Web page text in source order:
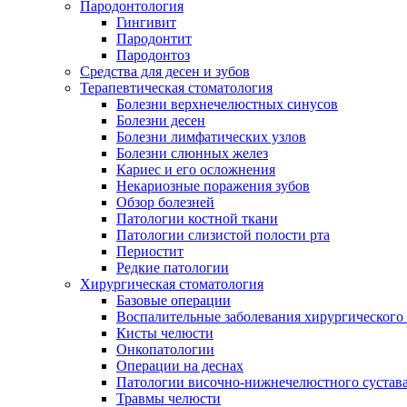
Пародонтология
Гингивит
Пародонтит
Пародонтоз
Средства для десен и зубов
Терапевтическая стоматология
Болезни верхнечелюстных синусов
Болезни десен
Болезни лимфатических узлов
Болезни слюнных желез
Кариес и его осложнения
Некариозные поражения зубов
Обзор болезней
Патологии костной ткани
Патологии слизистой полости рта
Периостит
Редкие патологии
Хирургическая стоматология
Базовые операции
Воспалительные заболевания
Кисты челюсти
Онкопатологии
Операции на деснах
Патологии височно-нижнечелюстного сустава
Травмы челюсти